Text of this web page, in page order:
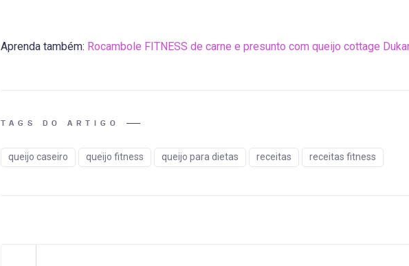
Aprenda também: Rocambole FITNESS de carne e presunto com queijo cottage
TAGS DO ARTIGO
queijo caseiro queijo fitness queijo para dietas receitas receitas fitness